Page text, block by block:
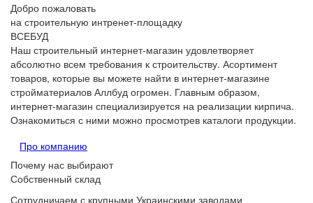
Добро пожаловать
на строительную интренет-площадку
ВСЕБУД
Наш строительный интернет-магазин удовлетворяет
абсолютно всем требования к строительству. Асортимент
товаров, которые вы можете найти в интернет-магазине
стройматериалов Аллбуд огромен. Главным образом,
интернет-магазин специализируется на реализации кирпича.
Ознакомиться с ними можно просмотрев каталоги продукции.
Про компанию
Почему нас выбирают
Собственный склад
Сотрудничаем с крупными Украинскими заводами